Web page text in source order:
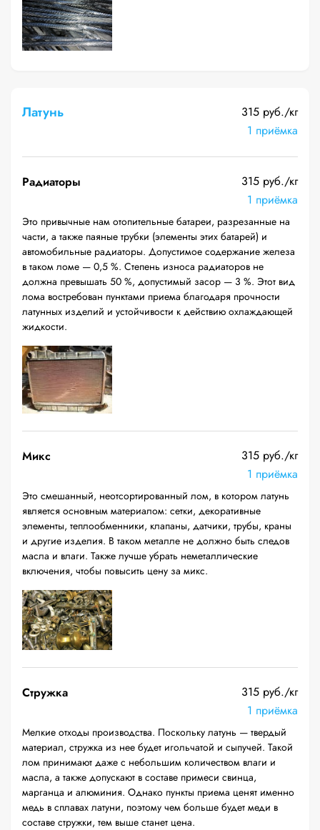
Латунь
315 руб./кг
1 приёмка
Радиаторы
315 руб./кг
1 приёмка
Это привычные нам отопительные батареи, разрезанные на
части, а также паяные трубки (элементы этих батарей) и
автомобильные радиаторы. Допустимое содержание железа
в таком ломе — 0,5 %. Степень износа радиаторов не
должна превышать 50 %, допустимый засор — 3 %. Этот вид
лома востребован пунктами приема благодаря прочности
латунных изделий и устойчивости к действию охлаждающей
жидкости.
Микс
315 руб./кг
1 приёмка
Это смешанный, неотсортированный лом, в котором латунь
является основным материалом: сетки, декоративные
элементы, теплообменники, клапаны, датчики, трубы, краны
и другие изделия. В таком металле не должно быть следов
масла и влаги. Также лучше убрать неметаллические
включения, чтобы повысить цену за микс.
Стружка
315 руб./кг
1 приёмка
Мелкие отходы производства. Поскольку латунь — твердый
материал, стружка из нее будет игольчатой и сыпучей. Такой
лом принимают даже с небольшим количеством влаги и
масла, а также допускают в составе примеси свинца,
марганца и алюминия. Однако пункты приема ценят именно
медь в сплавах латуни, поэтому чем больше будет меди в
составе стружки, тем выше станет цена.